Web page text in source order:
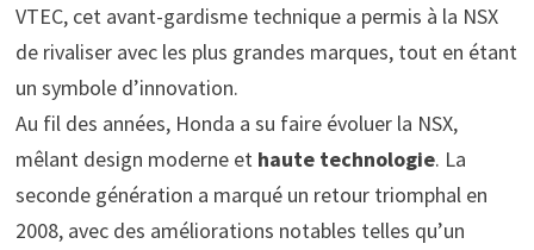
VTEC, cet avant-gardisme technique a permis à la NSX
de rivaliser avec les plus grandes marques, tout en étant
un symbole d’innovation.
Au fil des années, Honda a su faire évoluer la NSX,
mêlant design moderne et haute technologie. La
seconde génération a marqué un retour triomphal en
2008, avec des améliorations notables telles qu’un